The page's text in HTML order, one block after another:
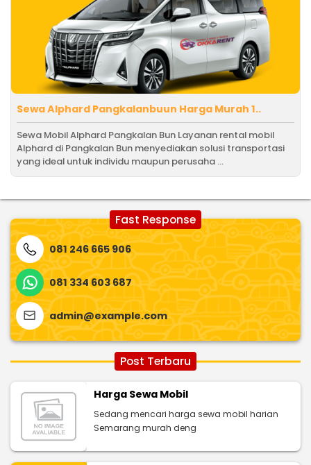
Sewa Alphard Pangkalanbuun Harga Murah 1..
Sewa Mobil Alphard Pangkalan Bun Layanan rental mobil
Alphard di Pangkalan Bun menyediakan solusi transportasi
yang ideal untuk individu maupun perusaha ...
Fast Response
081 246 665 906
081 334 603 687
admin@example.com
Post Terbaru
Harga Sewa Mobil
Sedang mencari harga sewa mobil harian
Semarang murah deng